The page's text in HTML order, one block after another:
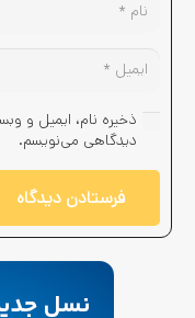
ذخیره نام، ایمیل و
دیدگاهی می‌نویسم.
فرستادن دیدگاه